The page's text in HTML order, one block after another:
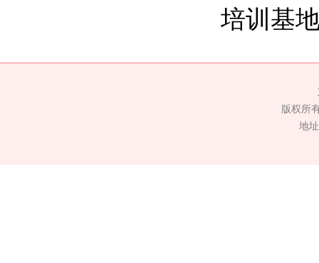
培训基
版权所
地